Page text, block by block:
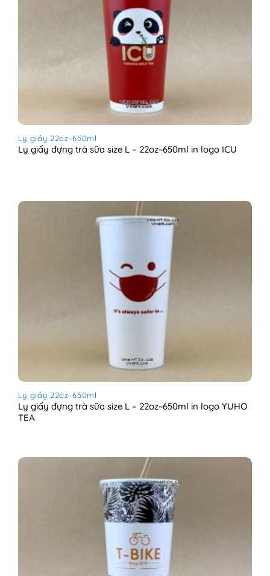
Ly giấy 22oz~650ml
Ly giấy đựng trà sữa size L – 22oz~650ml in logo ICU
Ly giấy 22oz~650ml
Ly giấy đựng trà sữa size L – 22oz~650ml in logo YUHO
TEA